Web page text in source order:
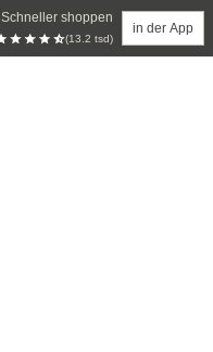
Schneller shoppen
(13.2 tsd)
in der App